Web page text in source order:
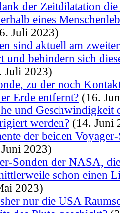
der Zeitdilatation die
eines
Juli 2023)
sind aktuell am
und behindern sich
Juli 2023)
zu der noch
Erde entfernt? (16.
und Geschwindigkeit
werden? (14. Juni
der beiden
2023)
Sonden der NASA,
schon einen
2023)
nur die USA